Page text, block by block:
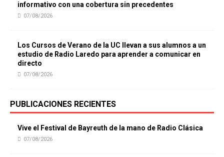
informativo con una cobertura sin precedentes
07/08/2026
Los Cursos de Verano de la UC llevan a sus alumnos a un
estudio de Radio Laredo para aprender a comunicar en
directo
07/08/2026
PUBLICACIONES RECIENTES
Vive el Festival de Bayreuth de la mano de Radio Clásica
07/08/2026